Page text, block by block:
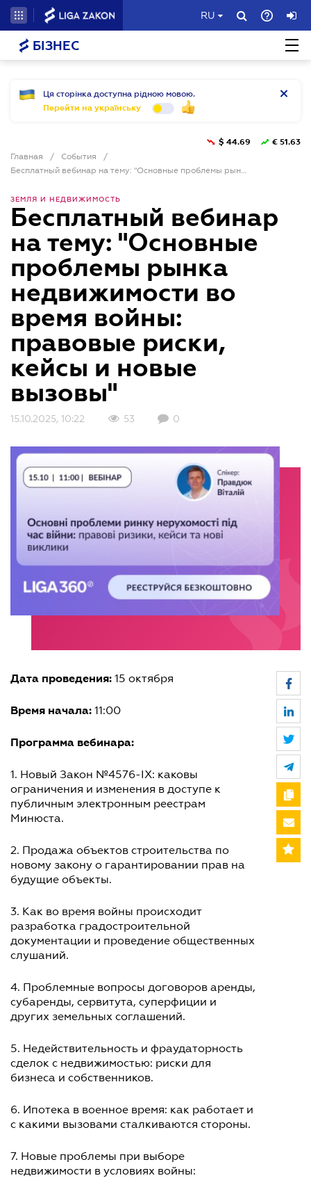
RU
БІЗНЕС
Ця сторінка доступна рідною мовою.
Перейти на українську
Главная / События
/
Бесплатный вебинар на тему: "Основные проблемы рынка недвижимости во время войны: правовые риски, кейсы и новые вызовы"
$ 44.69 € 51.63
ЗЕМЛЯ И НЕДВИЖИМОСТЬ
Бесплатный вебинар
на тему: "Основные
проблемы рынка
недвижимости во
время войны:
правовые риски,
кейсы и новые
вызовы"
15.10.2025, 10:22 53 0
Дата проведения: 15 октября
Время начала: 11:00
Программа вебинара:
1. Новый Закон №4576-IX: каковы
ограничения и изменения в доступе к
публичным электронным реестрам
Минюста.
2. Продажа объектов строительства по
новому закону о гарантировании прав на
будущие объекты.
3. Как во время войны происходит
разработка градостроительной
документации и проведение общественных
слушаний.
4. Проблемные вопросы договоров аренды,
субаренды, сервитута, суперфиции и
других земельных соглашений.
5. Недействительность и фраудаторность
сделок с недвижимостью: риски для
бизнеса и собственников.
6. Ипотека в военное время: как работает и
с какими вызовами сталкиваются стороны.
7. Новые проблемы при выборе
недвижимости в условиях войны: